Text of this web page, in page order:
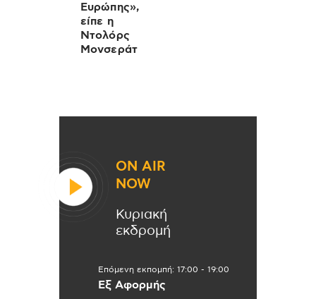
Ευρώπης»,
είπε η
Ντολόρς
Μονσεράτ
ON AIR
NOW
Κυριακή
εκδρομή
Επόμενη εκπομπή: 17:00 - 19:00
Εξ Αφορμής